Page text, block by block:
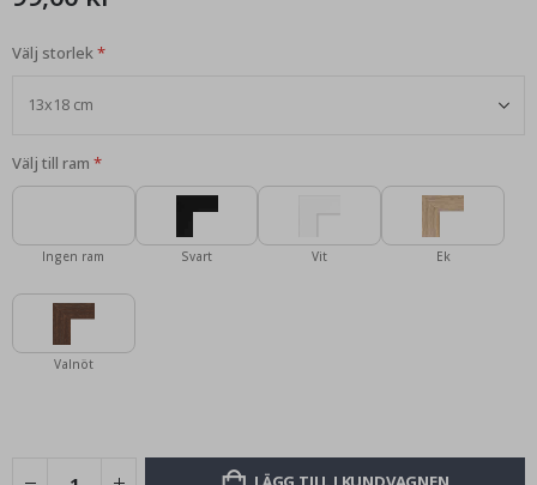
Välj storlek
Välj till ram
Ingen ram Svart Vit Ek
Valnöt